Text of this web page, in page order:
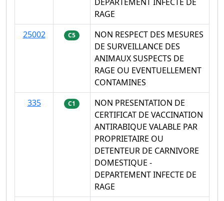
RAGE
25002
C5
NON RESPECT DES MESURES
DE SURVEILLANCE DES
ANIMAUX SUSPECTS DE
RAGE OU EVENTUELLEMENT
CONTAMINES
335
C1
NON PRESENTATION DE
CERTIFICAT DE VACCINATION
ANTIRABIQUE VALABLE PAR
PROPRIETAIRE OU
DETENTEUR DE CARNIVORE
DOMESTIQUE -
DEPARTEMENT INFECTE DE
RAGE